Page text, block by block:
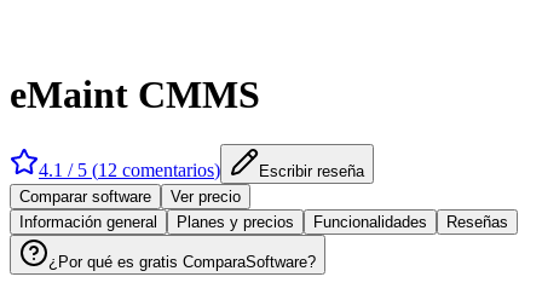
eMaint CMMS
4.1 / 5 (12 comentarios)
Escribir reseña
Comparar software
Ver precio
Información general
Planes y precios Funcionalidades Reseñas
¿Por qué es gratis ComparaSoftware?